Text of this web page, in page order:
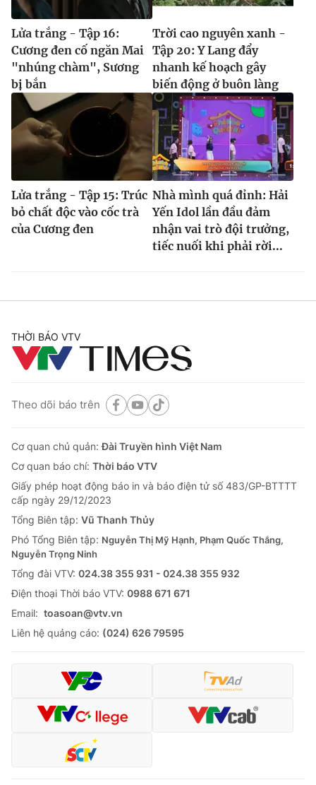
Lửa trắng - Tập 16:
Cương đen cố ngăn Mai
"nhúng chàm", Sương
bị bắn
Trời cao nguyên xanh -
Tập 20: Y Lang đẩy
nhanh kế hoạch gây
biến động ở buôn làng
Lửa trắng - Tập 15: Trúc
bỏ chất độc vào cốc trà
của Cương đen
Nhà mình quá đỉnh: Hải
Yến Idol lần đầu đảm
nhận vai trò đội trưởng,
tiếc nuối khi phải rời...
THỜI BÁO VTV
Theo dõi báo trên
Cơ quan chủ quản:Đài Truyền hình Việt Nam
Cơ quan báo chí: Thời báo VTV
Giấy phép hoạt động báo in và báo điện tử số 483/GP-BTTTT
cấp ngày 29/12/2023
Tổng Biên tập: Vũ Thanh Thủy
Phó Tổng Biên tập: Nguyễn Thị Mỹ Hạnh, Phạm Quốc Thắng,
Nguyễn Trọng Ninh
Tổng đài VTV: 024.38 355 931 - 024.38 355 932
Ðiện thoại Thời báo VTV: 0988 671 671
Email: toasoan@vtv.vn
Liên hệ quảng cáo: (024) 626 79595